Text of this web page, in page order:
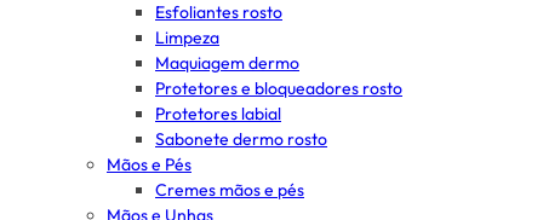
Esfoliantes rosto
Limpeza
Maquiagem dermo
Protetores e bloqueadores rosto
Protetores labial
Sabonete dermo rosto
Mãos e Pés
Cremes mãos e pés
Mãos e Unhas